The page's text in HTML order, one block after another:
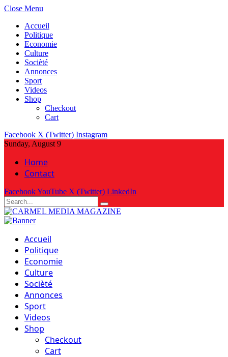
Close Menu
Accueil
Politique
Economie
Culture
Socièté
Annonces
Sport
Videos
Shop
Checkout
Cart
Facebook X (Twitter) Instagram
Sunday, August 9
Home
Contact
FacebookYouTube X (Twitter) LinkedIn
Accueil
Politique
Economie
Culture
Socièté
Annonces
Sport
Videos
Shop
Checkout
Cart